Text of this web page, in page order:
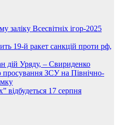
заліку Всесвітніх ігор-2025
19-й ракет санкцій проти рф,
дій Уряду, – Свириденко
ЗСУ на Північно-
відбудеться 17 серпня